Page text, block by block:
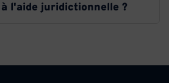
l'aide juridictionnelle ?